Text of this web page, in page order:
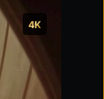
4K